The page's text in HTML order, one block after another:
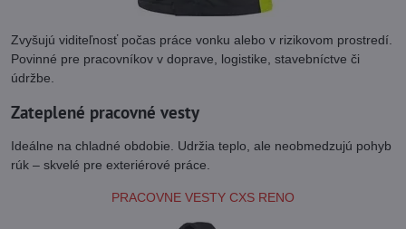
Zvyšujú viditeľnosť počas práce vonku alebo v rizikovom prostredí.
Povinné pre pracovníkov v doprave, logistike, stavebníctve či
údržbe.
Zateplené pracovné vesty
Ideálne na chladné obdobie. Udržia teplo, ale neobmedzujú pohyb
rúk – skvelé pre exteriérové práce.
PRACOVNE VESTY CXS RENO